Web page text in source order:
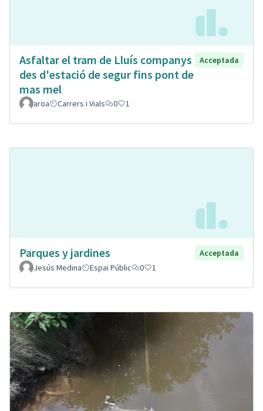
Asfaltar el tram de Lluís companys
des d'estació de segur fins pont de
mas mel
Acceptada
aroa Carrers i Vials 0 1
Parques y jardines
Acceptada
Jesús Medina
Espai Públic 0 1